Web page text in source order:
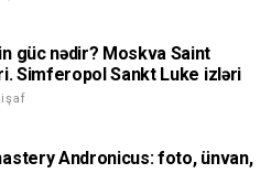
güc nədir? Moskva Saint
Simferopol Sankt Luke izləri
Andronicus: foto, ünvan,